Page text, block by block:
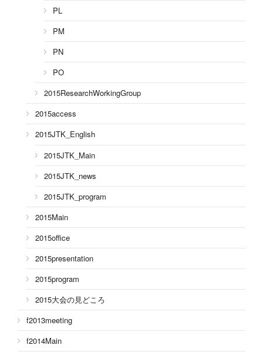
PL
PM
PN
PO
2015ResearchWorkingGroup
2015access
2015JTK_English
2015JTK_Main
2015JTK_news
2015JTK_program
2015Main
2015office
2015presentation
2015program
2015大会の見どころ
f2013meeting
f2014Main